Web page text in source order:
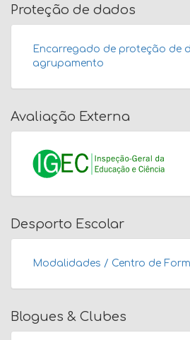
Proteção de dados
Encarregado de proteção de
agrupamento
Avaliação Externa
Desporto Escolar
Modalidades / Centro de
Blogues & Clubes